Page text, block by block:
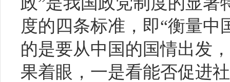
度的四条标准，即“衡量
的是要从中国的国情出发
果着眼，一是看能否促进